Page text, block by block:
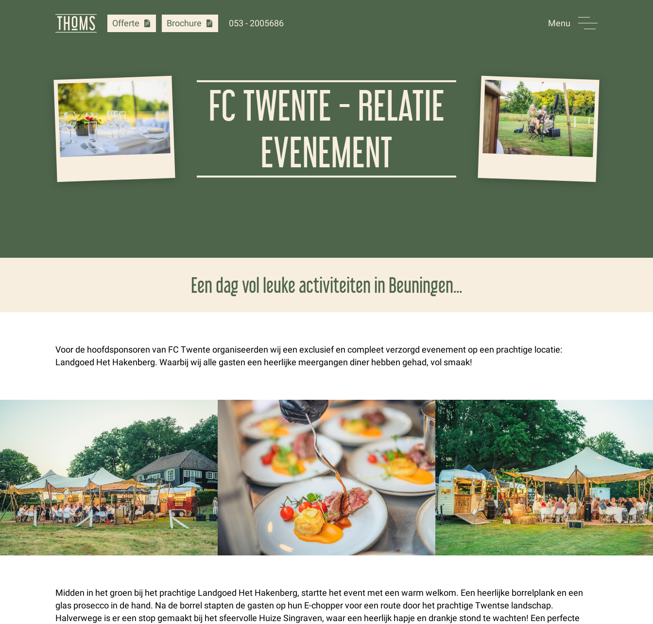
Offerte Brochure 053 - 2005686 Menu
FC TWENTE - RELATIE
EVENEMENT
Een dag vol leuke activiteiten in Beuningen...
Voor de hoofdsponsoren van FC Twente organiseerden wij een exclusief en compleet verzorgd evenement op een prachtige locatie:
Landgoed Het Hakenberg. Waarbij wij alle gasten een heerlijke meergangen diner hebben gehad, vol smaak!
Midden in het groen bij het prachtige Landgoed Het Hakenberg, startte het event met een warm welkom. Een heerlijke borrelplank en een
glas prosecco in de hand. Na de borrel stapten de gasten op hun E-chopper voor een route door het prachtige Twentse landschap.
Halverwege is er een stop gemaakt bij het sfeervolle Huize Singraven, waar een heerlijk hapje en drankje stond te wachten! Een perfecte